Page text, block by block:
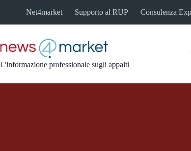
Net4market Supporto al RUP Consulenza
L'informazione professionale sugli appalti